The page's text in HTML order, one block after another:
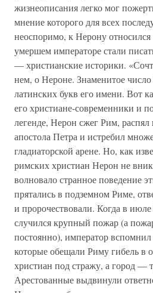
жизнеописания легко мог
мнение которого для всех
неоспоримо, к Нерону
умершем императоре стали
— христианские историки.
нем, о Нероне. Знаменитое
латинских букв его имени. Вот
его христиане-современники и
легенде, Нерон сжег Рим, распял
апостола Петра и истребил
гладиаторской арене. Но, как
римских христиан Нерон не
волновало странное поведение
прятались в подземном Риме,
и пророчествовали. Когда в
случился крупный пожар (а
постоянно), император
которые обещали Риму гибель в
христиан под стражу, а город —
Арестованные выдвинули